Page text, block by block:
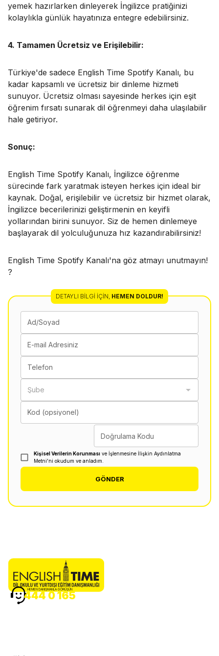
yemek hazırlarken dinleyerek İngilizce pratiğinizi
kolaylıkla günlük hayatınıza entegre edebilirsiniz.
4. Tamamen Ücretsiz ve Erişilebilir:
Türkiye'de sadece English Time Spotify Kanalı, bu
kadar kapsamlı ve ücretsiz bir dinleme hizmeti
sunuyor. Ücretsiz olması sayesinde herkes için eşit
öğrenim fırsatı sunarak dil öğrenmeyi daha ulaşılabilir
hale getiriyor.
Sonuç:
English Time Spotify Kanalı, İngilizce öğrenme
sürecinde fark yaratmak isteyen herkes için ideal bir
kaynak. Doğal, erişilebilir ve ücretsiz bir hizmet olarak,
İngilizce becerilerinizi geliştirmenin en keyifli
yollarından birini sunuyor. Siz de hemen dinlemeye
başlayarak dil yolculuğunuza hız kazandırabilirsiniz!
English Time Spotify Kanalı'na göz atmayı unutmayın!
?
DETAYLI BILGI İÇIN, HEMEN DOLDUR!
Ad/Soyad
E-mail Adresiniz
Telefon
Şube
Kod (opsiyonel)
Doğrulama Kodu
Kişisel Verilerin Korunması ve İşlenmesine İlişkin Aydınlatma
Metni'ni okudum ve anladım.
GÖNDER
HEMEN DANIŞMANLA GÖRÜŞÜN
444 0 165